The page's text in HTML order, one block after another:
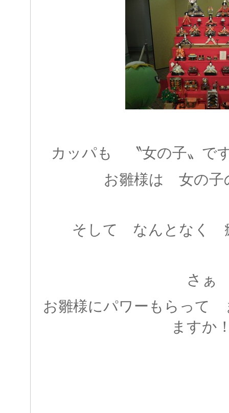
カッパも 〝女の子〟で
お雛様は 女の子
そして なんとなく
さぁ
お雛様にパワーもらって
ますか